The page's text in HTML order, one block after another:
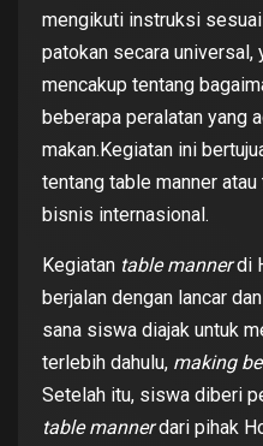
mengikuti instruksi
patokan secara universal,
mencakup tentang
beberapa peralatan yang
makan.Kegiatan ini
tentang table manner atau
bisnis internasional.
Kegiatan table mannerdi
berjalan dengan lancar
sana siswa diajak untuk
terlebih dahulu, making
Setelah itu, siswa diberi
table mannerdari pihak